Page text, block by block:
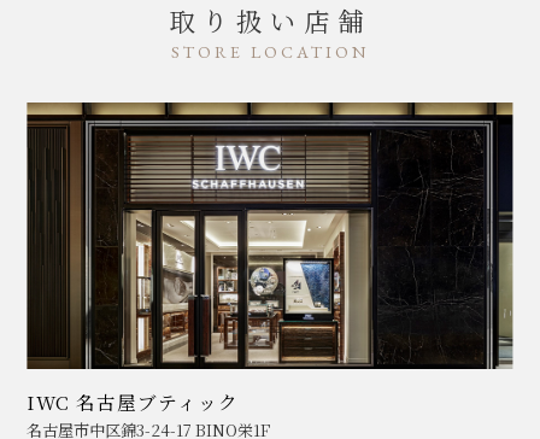
取り扱い店舗
STORE LOCATION
IWC 名古屋ブティック
名古屋市中区錦3-24-17 BINO栄1F